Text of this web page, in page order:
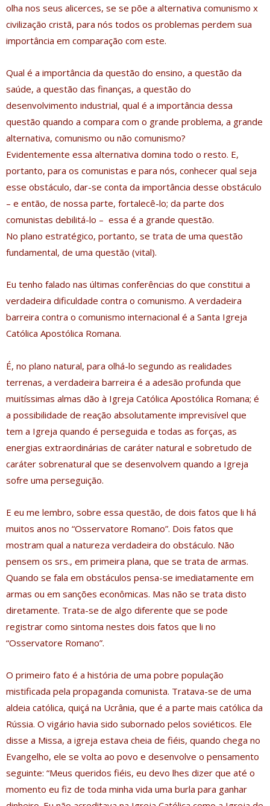
olha nos seus alicerces, se se põe a alternativa comunismo x
civilização cristã, para nós todos os problemas perdem sua
importância em comparação com este.
Qual é a importância da questão do ensino, a questão da
saúde, a questão das finanças, a questão do
desenvolvimento industrial, qual é a importância dessa
questão quando a compara com o grande problema, a grande
alternativa, comunismo ou não comunismo?
Evidentemente essa alternativa domina todo o resto. E,
portanto, para os comunistas e para nós, conhecer qual seja
esse obstáculo, dar-se conta da importância desse obstáculo
– e então, de nossa parte, fortalecê-lo; da parte dos
comunistas debilitá-lo – essa é a grande questão.
No plano estratégico, portanto, se trata de uma questão
fundamental, de uma questão (vital).
Eu tenho falado nas últimas conferências do que constitui a
verdadeira dificuldade contra o comunismo. A verdadeira
barreira contra o comunismo internacional é a Santa Igreja
Católica Apostólica Romana.
É, no plano natural, para olhá-lo segundo as realidades
terrenas, a verdadeira barreira é a adesão profunda que
muitíssimas almas dão à Igreja Católica Apostólica Romana; é
a possibilidade de reação absolutamente imprevisível que
tem a Igreja quando é perseguida e todas as forças, as
energias extraordinárias de caráter natural e sobretudo de
caráter sobrenatural que se desenvolvem quando a Igreja
sofre uma perseguição.
E eu me lembro, sobre essa questão, de dois fatos que li há
muitos anos no “Osservatore Romano”. Dois fatos que
mostram qual a natureza verdadeira do obstáculo. Não
pensem os srs., em primeira plana, que se trata de armas.
Quando se fala em obstáculos pensa-se imediatamente em
armas ou em sanções econômicas. Mas não se trata disto
diretamente. Trata-se de algo diferente que se pode
registrar como sintoma nestes dois fatos que li no
“Osservatore Romano”.
O primeiro fato é a história de uma pobre população
mistificada pela propaganda comunista. Tratava-se de uma
aldeia católica, quiçá na Ucrânia, que é a parte mais católica da
Rússia. O vigário havia sido subornado pelos soviéticos. Ele
disse a Missa, a igreja estava cheia de fiéis, quando chega no
Evangelho, ele se volta ao povo e desenvolve o pensamento
seguinte: “Meus queridos fiéis, eu devo lhes dizer que até o
momento eu fiz de toda minha vida uma burla para ganhar